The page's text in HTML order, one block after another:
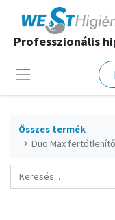
Professzionális
Összes termék
Duo Max